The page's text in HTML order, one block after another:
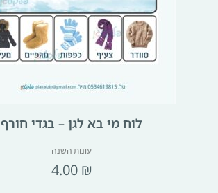
לוח מי בא לגן – בגדי חורף
עונות השנה
4.00 ₪